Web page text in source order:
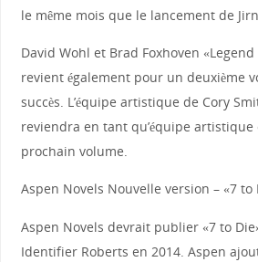
le même mois que le lancement de
David Wohl et Brad Foxhoven
revient également pour un deuxième
succès. L’équipe artistique de Cory
reviendra en tant qu’équipe artistique
prochain volume.
Aspen Novels Nouvelle version – «7 to
Aspen Novels devrait publier «7 to
Identifier Roberts en 2014. Aspen